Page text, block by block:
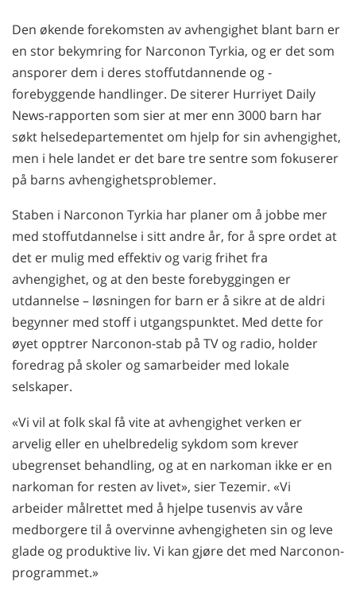
Den økende forekomsten av avhengighet blant barn er
en stor bekymring for Narconon Tyrkia, og er det som
ansporer dem i deres stoffutdannende og -
forebyggende handlinger. De siterer Hurriyet Daily
News-rapporten som sier at mer enn 3000 barn har
søkt helsedepartementet om hjelp for sin avhengighet,
men i hele landet er det bare tre sentre som fokuserer
på barns avhengighetsproblemer.
Staben i Narconon Tyrkia har planer om å jobbe mer
med stoffutdannelse i sitt andre år, for å spre ordet at
det er mulig med effektiv og varig frihet fra
avhengighet, og at den beste forebyggingen er
utdannelse– løsningen for barn er å sikre at de aldri
begynner med stoff i utgangspunktet. Med dette for
øyet opptrer Narconon-stab på TV og radio, holder
foredrag på skoler og samarbeider med lokale
selskaper.
«Vi vil at folk skal få vite at avhengighet verken er
arvelig eller en uhelbredelig sykdom som krever
ubegrenset behandling, og at en narkoman ikke er en
narkoman for resten av livet», sier Tezemir. «Vi
arbeider målrettet med å hjelpe tusenvis av våre
medborgere til å overvinne avhengigheten sin og leve
glade og produktive liv. Vi kan gjøre det med Narconon-
programmet.»